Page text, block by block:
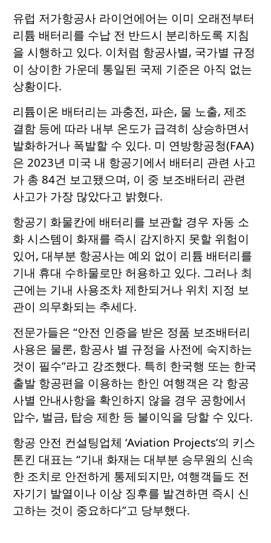
유럽 저가항공사 라이언에어는 이미 오래전부터
리튬 배터리를 수납 전 반드시 분리하도록 지침
을 시행하고 있다. 이처럼 항공사별, 국가별 규정
이 상이한 가운데 통일된 국제 기준은 아직 없는
상황이다.
리튬이온 배터리는 과충전, 파손, 물 노출, 제조
결함 등에 따라 내부 온도가 급격히 상승하면서
발화하거나 폭발할 수 있다. 미 연방항공청(FAA)
은 2023년 미국 내 항공기에서 배터리 관련 사고
가 총 84건 보고됐으며, 이 중 보조배터리 관련
사고가 가장 많았다고 밝혔다.
항공기 화물칸에 배터리를 보관할 경우 자동 소
화 시스템이 화재를 즉시 감지하지 못할 위험이
있어, 대부분 항공사는 예외 없이 리튬 배터리를
기내 휴대 수하물로만 허용하고 있다. 그러나 최
근에는 기내 사용조차 제한되거나 위치 지정 보
관이 의무화되는 추세다.
전문가들은 “안전 인증을 받은 정품 보조배터리
사용은 물론, 항공사 별 규정을 사전에 숙지하는
것이 필수”라고 강조했다. 특히 한국행 또는 한국
출발 항공편을 이용하는 한인 여행객은 각 항공
사별 안내사항을 확인하지 않을 경우 공항에서
압수, 벌금, 탑승 제한 등 불이익을 당할 수 있다.
항공 안전 컨설팅업체 ‘Aviation Projects’의 키스
톤킨 대표는 “기내 화재는 대부분 승무원의 신속
한 조치로 안전하게 통제되지만, 여행객들도 전
자기기 발열이나 이상 징후를 발견하면 즉시 신
고하는 것이 중요하다”고 당부했다.